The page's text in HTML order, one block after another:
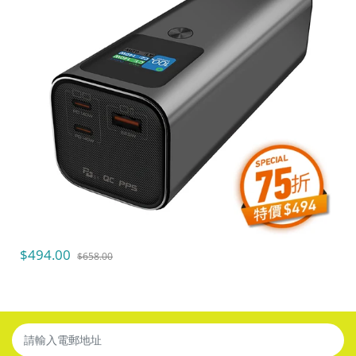
塑膠 |顏色:太空灰 |尺寸:L105mm x
W70mm x H40mm |重量:430g
$494.00 $658.00